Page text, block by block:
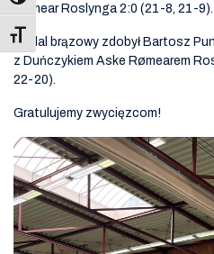
Toggle Font size
Rømear Roslynga 2:0 (21-8, 21-9).
Medal brązowy zdobył Bartosz
z Duńczykiem Aske Rømearem
22-20).
Gratulujemy zwycięzcom!